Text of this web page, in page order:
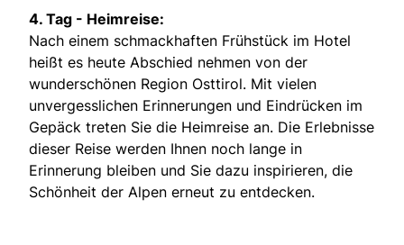
4. Tag - Heimreise:
Nach einem schmackhaften Frühstück im Hotel
heißt es heute Abschied nehmen von der
wunderschönen Region Osttirol. Mit vielen
unvergesslichen Erinnerungen und Eindrücken im
Gepäck treten Sie die Heimreise an. Die Erlebnisse
dieser Reise werden Ihnen noch lange in
Erinnerung bleiben und Sie dazu inspirieren, die
Schönheit der Alpen erneut zu entdecken.